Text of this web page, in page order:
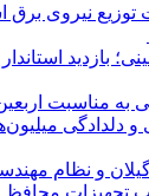
نیروی برق
بازدید
به مناسبت
دلدادگی
و نظام
تجهیزات محافظ